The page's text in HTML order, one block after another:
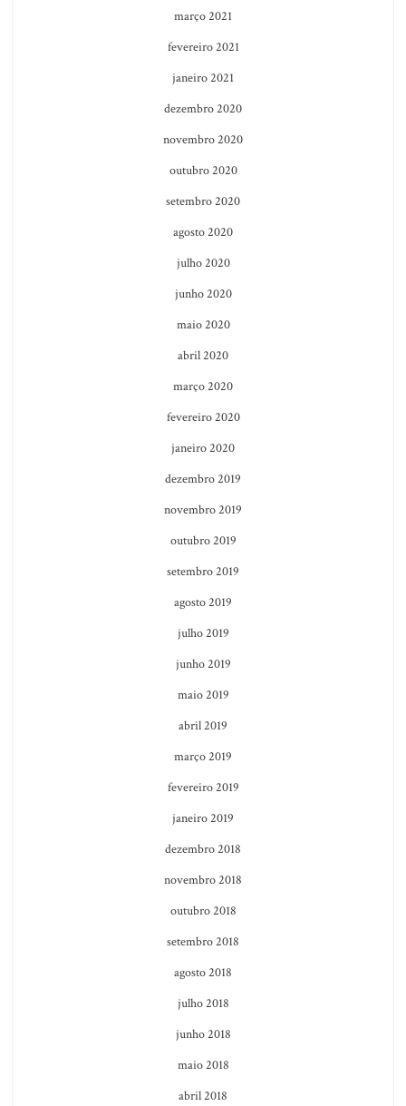
março 2021
fevereiro 2021
janeiro 2021
dezembro 2020
novembro 2020
outubro 2020
setembro 2020
agosto 2020
julho 2020
junho 2020
maio 2020
abril 2020
março 2020
fevereiro 2020
janeiro 2020
dezembro 2019
novembro 2019
outubro 2019
setembro 2019
agosto 2019
julho 2019
junho 2019
maio 2019
abril 2019
março 2019
fevereiro 2019
janeiro 2019
dezembro 2018
novembro 2018
outubro 2018
setembro 2018
agosto 2018
julho 2018
junho 2018
maio 2018
abril 2018